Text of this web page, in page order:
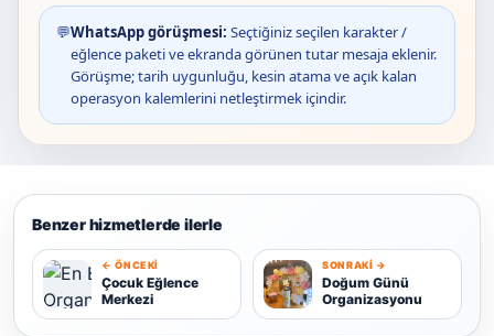
💬WhatsApp görüşmesi: Seçtiğiniz seçilen karakter /
eğlence paketi ve ekranda görünen tutar mesaja eklenir.
Görüşme; tarih uygunluğu, kesin atama ve açık kalan
operasyon kalemlerini netleştirmek içindir.
Benzer hizmetlerde ilerle
Ç
← ÖNCEKI
Çocuk Eğlence
Merkezi
D
SONRAKI →
Doğum Günü
Organizasyonu